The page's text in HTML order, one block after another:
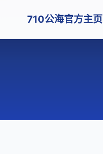
710公海官方主页